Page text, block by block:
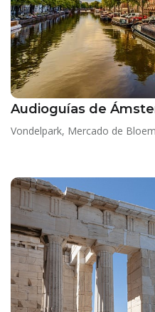
Audioguías de
Vondelpark, Mercado de